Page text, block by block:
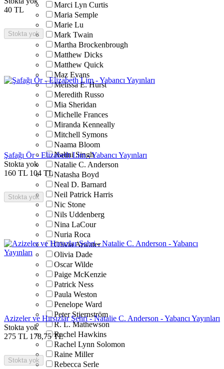
Marci Lyn Curtis
Maria Semple
Marie Lu
Mark Twain
Martha Brockenbrough
Matthew Dicks
Matthew Quick
Maz Evans
Melissa E. Hurst
Meredith Russo
Mia Sheridan
Michelle Frances
Miranda Kenneally
Mitchell Symons
Naama Bloom
Nalini Singh
Natalie C. Anderson
Natasha Boyd
Neal D. Barnard
Neil Patrick Harris
Nic Stone
Nils Uddenberg
Nina LaCour
Nuria Roca
Olivia Atwater
Olivia Dade
Oscar Wilde
Paige McKenzie
Patrick Ness
Paula Weston
Penelope Ward
Peter Stjernström
R. L. Mathewson
Rachel Hawkins
Rachel Lynn Solomon
Raine Miller
Rebecca Serle
40 TL
Stokta yok
Şafağı Ör - Elizabeth Lim - Yabancı Yayınları
Stokta yok
160 TL 104 TL
Stokta yok
Azizeler ve Hırsızlar Şehri - Natalie C. Anderson - Yabancı Yayınları
Stokta yok
275 TL 178,75 TL
Stokta yok